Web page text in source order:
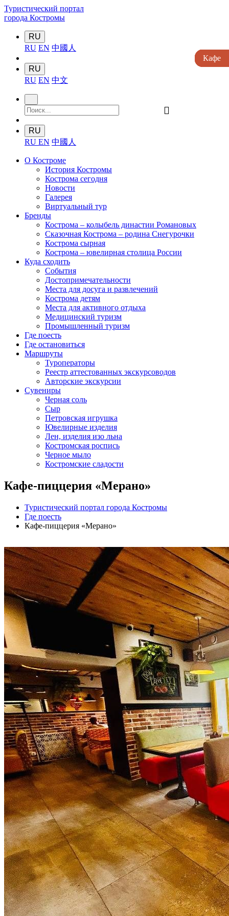
Туристический портал
города Костромы
RU
RU EN 中國人
RU
RU EN 中文
󰍉
RU
RU EN 中國人
О Костроме
История Костромы
Кострома сегодня
Новости
Галерея
Виртуальный тур
Бренды
Кострома – колыбель династии Романовых
Сказочная Кострома – родина Снегурочки
Кострома сырная
Кострома – ювелирная столица России
Куда сходить
События
Достопримечательности
Места для досуга и развлечений
Кострома детям
Места для активного отдыха
Медицинский туризм
Промышленный туризм
Где поесть
Где остановиться
Маршруты
Туроператоры
Реестр аттестованных экскурсоводов
Авторские экскурсии
Сувениры
Черная соль
Сыр
Петровская игрушка
Ювелирные изделия
Лен, изделия изо льна
Костромская роспись
Черное мыло
Костромские сладости
Кафе-пиццерия «Мерано»
Туристический портал города Костромы
Где поесть
Кафе-пиццерия «Мерано»
Кафе
Кафе
Кафе
Кафе
Кафе